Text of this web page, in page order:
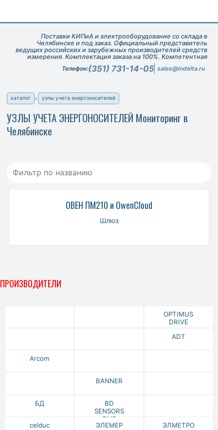
Поставки КИПиА и электрооборудование со склада в
Челябинске и под заказ. Официальный представитель
ведущих российских и зарубежных производителей средств
измерения. Комплектация заказа на 100%. Компетентная
техническая поддержка при подборе оборудования.
Телефон:(351) 731-14-05 sales@indelta.ru
каталог узлы учета энергоносителей
УЗЛЫ УЧЕТА ЭНЕРГОНОСИТЕЛЕЙ Мониторинг в
Челябинске
ОВЕН ПМ210 и OwenCloud
Шлюз
ПРОИЗВОДИТЕЛИ
OPTIMUS
DRIVE
ADT
Arcom
BANNER
БД
BD
SENSORS
RUS
celduc
ЭЛЕМЕР ЭЛМЕТРО